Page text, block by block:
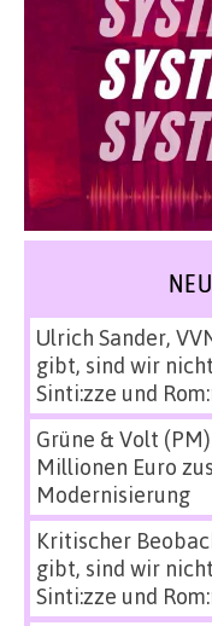
Ulrich Sander,
gibt, sind wir
Sinti:zze und
Grüne & Volt (PM)
Millionen Euro
Modernisierung
Kritischer
gibt, sind wir
Sinti:zze und